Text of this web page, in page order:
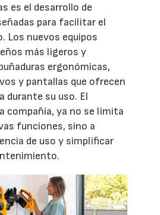
es el desarrollo de
para facilitar el
Los nuevos equipos
más ligeros y
ergonómicas,
y pantallas que ofrecen
durante su uso. El
compañía, ya no se limita
funciones, sino a
de uso y simplificar